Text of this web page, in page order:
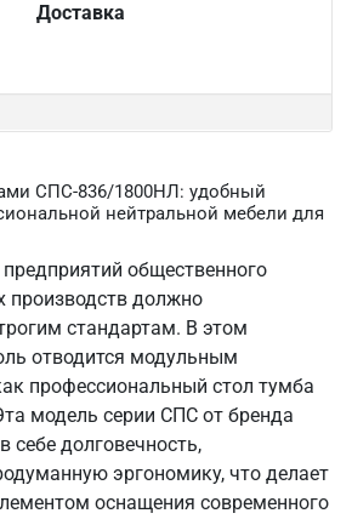
Доставка
СПС-836/1800НЛ: удобный
нейтральной мебели для
общественного
производств должно
стандартам. В этом
отводится модульным
профессиональный стол тумба
модель серии СПС от бренда
себе долговечность,
эргономику, что делает
оснащения современного